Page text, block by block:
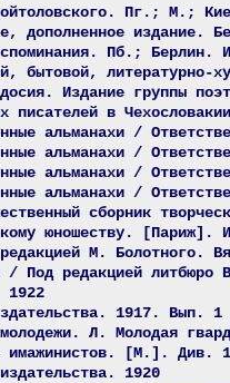
Пг.; М.;
дополненное издание.
Пб.; Берлин.
бытовой, литературно-
Издание группы
писателей в
альманахи /
альманахи /
альманахи /
альманахи /
сборник
юношеству. [Париж].
М. Болотного.
/ Под редакцией
1922
1917. Вып. 1
Л. Молодая
имажинистов. [М.]. Див.
1920